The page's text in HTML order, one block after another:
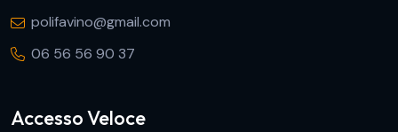
polifavino@gmail.com
06 56 56 90 37
Accesso Veloce